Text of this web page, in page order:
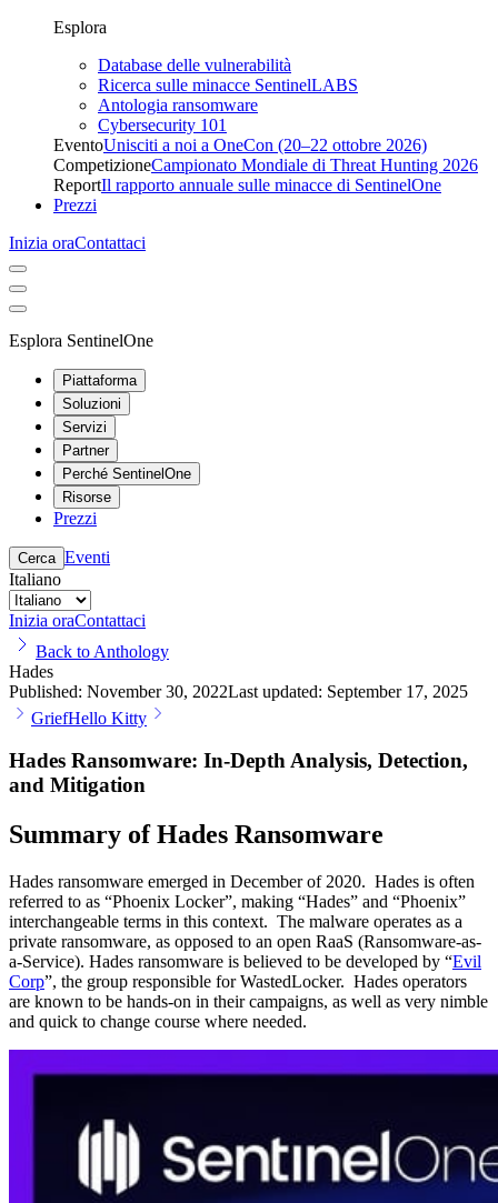
Esplora
Database delle vulnerabilità
Ricerca sulle minacce SentinelLABS
Antologia ransomware
Cybersecurity 101
EventoUnisciti a noi a OneCon (20–22 ottobre 2026)
CompetizioneCampionato Mondiale di Threat Hunting 2026
ReportIl rapporto annuale sulle minacce di SentinelOne
Prezzi
Inizia oraContattaci
Esplora SentinelOne
Piattaforma
Soluzioni
Servizi
Partner
Perché SentinelOne
Risorse
Prezzi
Cerca Eventi
Italiano
Inizia oraContattaci
Back to Anthology
Hades
Published: November 30, 2022Last updated: September 17, 2025
GriefHello Kitty
Hades Ransomware: In-Depth Analysis, Detection,
and Mitigation
Summary of Hades Ransomware
Hades ransomware emerged in December of 2020. Hades is often
referred to as “Phoenix Locker”, making “Hades” and “Phoenix”
interchangeable terms in this context. The malware operates as a
private ransomware, as opposed to an open RaaS (Ransomware-as-
a-Service). Hades ransomware is believed to be developed by “Evil
Corp”, the group responsible for WastedLocker. Hades operators
are known to be hands-on in their campaigns, as well as very nimble
and quick to change course where needed.